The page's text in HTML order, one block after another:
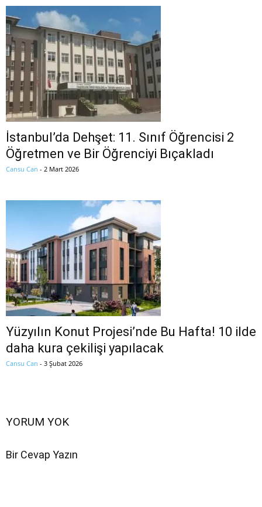
İstanbul’da Dehşet: 11. Sınıf Öğrencisi 2
Öğretmen ve Bir Öğrenciyi Bıçakladı
Cansu Can - 2 Mart 2026
Yüzyılın Konut Projesi’nde Bu Hafta! 10 ilde
daha kura çekilişi yapılacak
Cansu Can - 3 Şubat 2026
YORUM YOK
Bir Cevap Yazın